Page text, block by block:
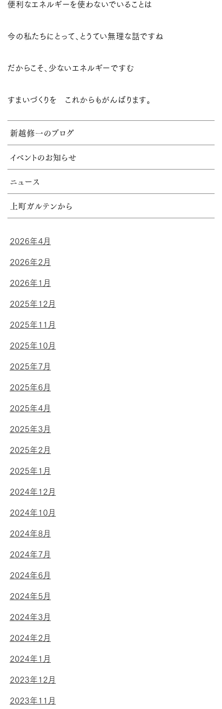
便利なエネルギーを使わないでいることは
今の私たちにとって、とうてい無理な話ですね
だからこそ、少ないエネルギーですむ
すまいづくりを これからもがんばります。
新越修一のブログ
イベントのお知らせ
ニュース
上町ガルテンから
2026年4月
2026年2月
2026年1月
2025年12月
2025年11月
2025年10月
2025年7月
2025年6月
2025年4月
2025年3月
2025年2月
2025年1月
2024年12月
2024年10月
2024年8月
2024年7月
2024年6月
2024年5月
2024年3月
2024年2月
2024年1月
2023年12月
2023年11月